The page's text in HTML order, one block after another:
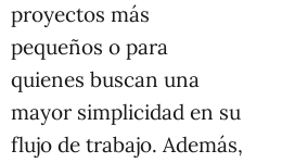
proyectos más
pequeños o para
quienes buscan una
mayor simplicidad en su
flujo de trabajo. Además,